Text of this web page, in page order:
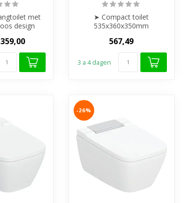
met
design
359,00
➤ Compact toilet
535x360x350mm
(geintegreerde bidetkraan)
➤...
567,49
3 a 4 dagen
-26%